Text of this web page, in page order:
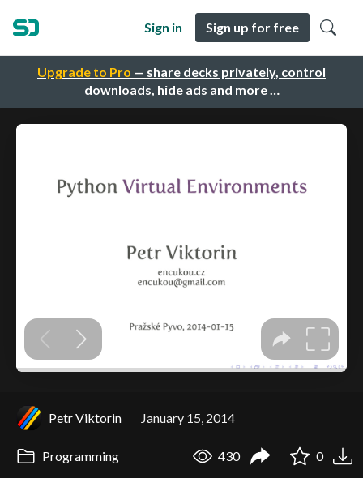
Upgrade to Pro — share decks privately, control
downloads, hide ads and more …
Sign in Sign up for free
Petr Viktorin January 15, 2014
Programming 430 0